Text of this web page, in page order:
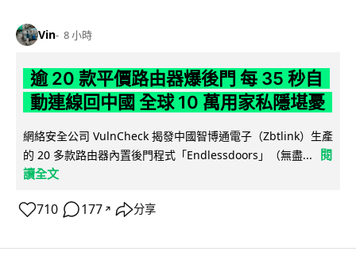
Vin 8 小時
逾 20 款平價路由器爆後門 每 35 秒自
動連線回中國 全球 10 萬用家私隱堪憂
網絡安全公司 VulnCheck 揭發中國智博通電子（Zbtlink）生產
的 20 多款路由器內置後門程式「Endlessdoors」（無盡...
閱
讀全文
710 177 ↗ 分享